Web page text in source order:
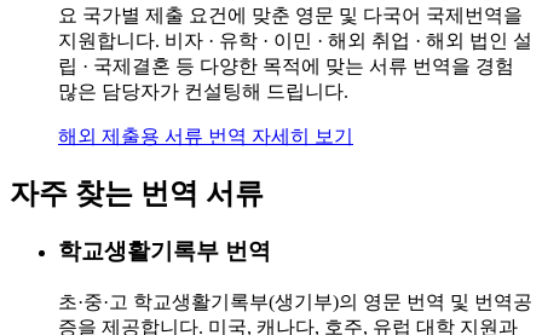
요 국가별 제출 요건에 맞춘 영문 및 다국어 국제번역을
지원합니다. 비자 · 유학 · 이민 · 해외 취업 · 해외 법인 설
립 · 국제결혼 등 다양한 목적에 맞는 서류 번역을 경험
많은 담당자가 컨설팅해 드립니다.
해외 제출용 서류 번역 자세히 보기
자주 찾는 번역 서류
학교생활기록부 번역
초·중·고 학교생활기록부(생기부)의 영문 번역 및 번역공
증을 제공합니다. 미국, 캐나다, 호주, 유럽 대학 지원과